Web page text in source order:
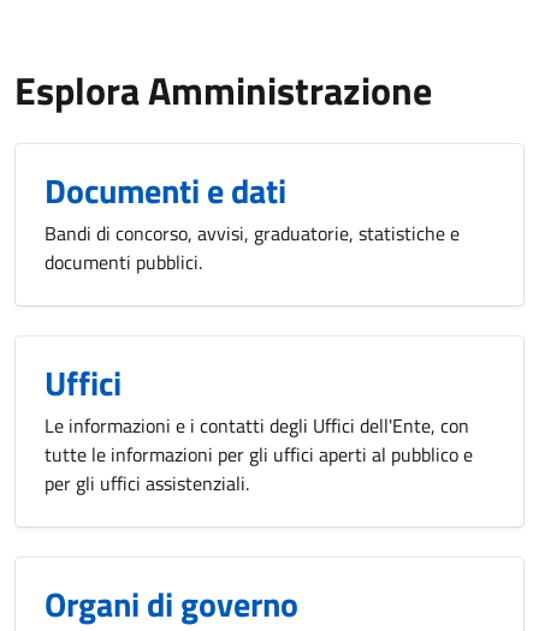
Esplora Amministrazione
Documenti e dati
Bandi di concorso, avvisi, graduatorie, statistiche e
documenti pubblici.
Uffici
Le informazioni e i contatti degli Uffici dell'Ente, con
tutte le informazioni per gli uffici aperti al pubblico e
per gli uffici assistenziali.
Organi di governo